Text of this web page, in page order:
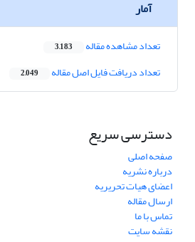
آمار
تعداد مشاهده مقاله 3,183
تعداد دریافت فایل اصل مقاله 2,049
دسترسی سریع
صفحه اصلی
درباره نشریه
اعضای هیات تحریریه
ارسال مقاله
تماس با ما
نقشه سایت